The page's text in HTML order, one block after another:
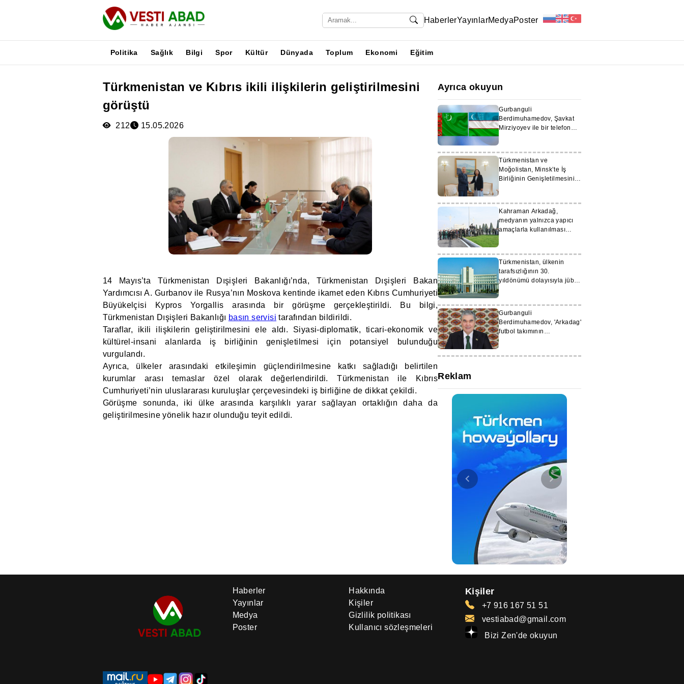
HaberlerYayınlarMedyaPoster
Politika Sağlık Bilgi Spor Kültür Dünyada Toplum Ekonomi Eğitim
Türkmenistan ve Kıbrıs ikili ilişkilerin geliştirilmesini
görüştü
212 15.05.2026
14 Mayıs’ta Türkmenistan Dışişleri Bakanlığı’nda, Türkmenistan Dışişleri Bakan
Yardımcısı A. Gurbanov ile Rusya’nın Moskova kentinde ikamet eden Kıbrıs Cumhuriyeti
Büyükelçisi Kypros Yorgallis arasında bir görüşme gerçekleştirildi. Bu bilgi,
Türkmenistan Dışişleri Bakanlığı basın servisi tarafından bildirildi.
Taraflar, ikili ilişkilerin geliştirilmesini ele aldı. Siyasi-diplomatik, ticari-ekonomik ve
kültürel-insani alanlarda iş birliğinin genişletilmesi için potansiyel bulunduğu
vurgulandı.
Ayrıca, ülkeler arasındaki etkileşimin güçlendirilmesine katkı sağladığı belirtilen
kurumlar arası temaslar özel olarak değerlendirildi. Türkmenistan ile Kıbrıs
Cumhuriyeti’nin uluslararası kuruluşlar çerçevesindeki iş birliğine de dikkat çekildi.
Görüşme sonunda, iki ülke arasında karşılıklı yarar sağlayan ortaklığın daha da
geliştirilmesine yönelik hazır olunduğu teyit edildi.
Ayrıca okuyun
Gurbanguli
Berdimuhamedov, Şavkat
Mirziyoyev ile bir telefon
Türkmenistan ve
Moğolistan, Minsk’te İş
Birliğinin Genişletilmesini
Kahraman Arkadağ,
medyanın yalnızca yapıcı
amaçlarla kullanılması
Türkmenistan, ülkenin
tarafsızlığının 30.
yıldönümü dolayısıyla jübile
Gurbanguli
Berdimuhamedov, 'Arkadag'
futbol takımının
Reklam
Haberler
Yayınlar
Medya
Poster
Hakkında
Kişiler
Gizlilik politikası
Kullanıcı sözleşmeleri
Kişiler
+7 916 167 51 51
vestiabad@gmail.com
Bizi Zen'de okuyun